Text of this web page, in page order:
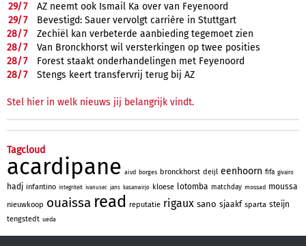
29/7
AZ neemt ook Ismail Ka over van Feyenoord
29/7
Bevestigd: Sauer vervolgt carrière in Stuttgart
28/7
Zechiël kan verbeterde aanbieding tegemoet zien
28/7
Van Bronckhorst wil versterkingen op twee posities
28/7
Forest staakt onderhandelingen met Feyenoord
28/7 Stengs keert transfervrij terug bij AZ
Stel hier in welk nieuws jij belangrijk vindt.
Tagcloud
acardipane aivd borges bronckhorst deijl eenhoorn fifa givairo
hadj infantino integriteit ivanusec jans kasanwirjo kloese lotomba matchday mossad moussa
nieuwkoop ouaissa read reputatie rigaux sano sjaakf sparta steijn
tengstedt ueda